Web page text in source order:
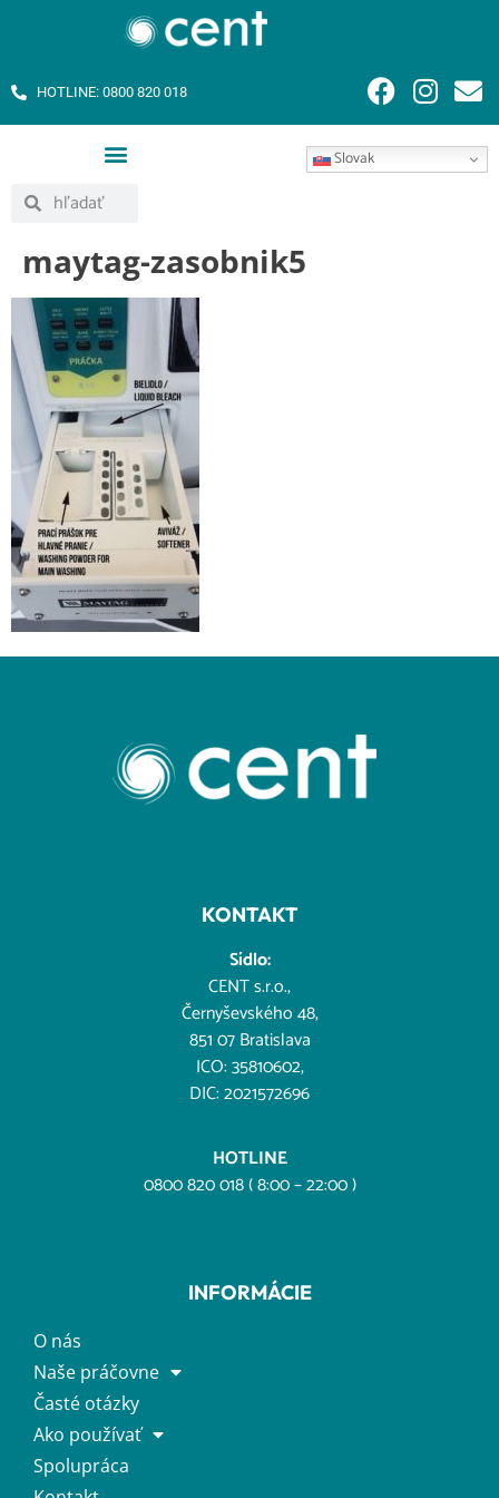
HOTLINE: 0800 820 018
Slovak
maytag-zasobnik5
KONTAKT
Sídlo:
CENT s.r.o.,
Černyševského 48,
851 07 Bratislava
ICO: 35810602,
DIC: 2021572696
HOTLINE
0800 820 018 ( 8:00 – 22:00 )
INFORMÁCIE
O nás
Naše práčovne
Časté otázky
Ako používať
Spolupráca